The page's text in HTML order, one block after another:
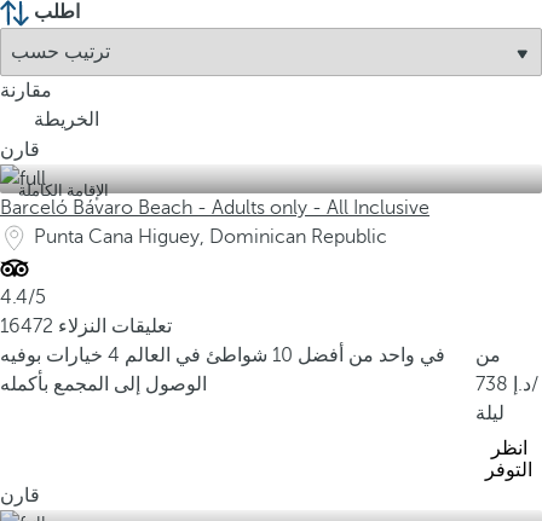
اطلب
مقارنة
الخريطة
قارن
الإقامة الكاملة
Barceló Bávaro Beach - Adults only - All Inclusive
Punta Cana Higuey, Dominican Republic
4.4/5
16472 تعليقات النزلاء
في واحد من أفضل 10 شواطئ في العالم
4 خيارات بوفيه
الوصول إلى المجمع بأكمله
من
738
/
ليلة
انظر
التوفر
قارن